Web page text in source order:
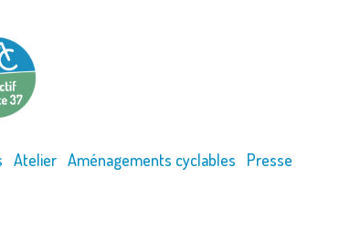
Atelier Aménagements cyclables Presse